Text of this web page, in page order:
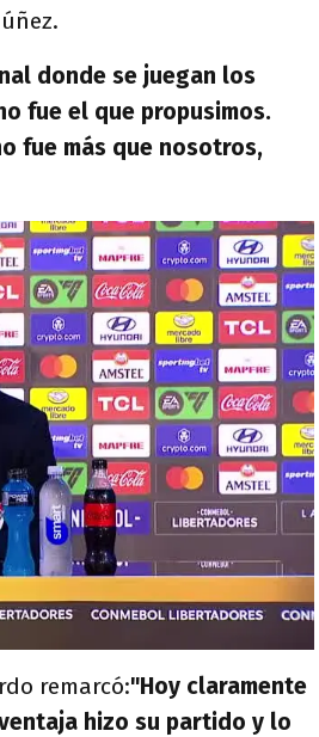
donde se juegan los
fue el que propusimos.
fue más que nosotros,
remarcó:"Hoy claramente
hizo su partido y lo